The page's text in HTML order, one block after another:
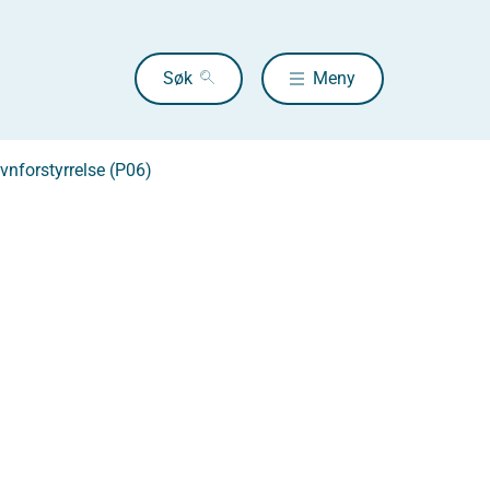
Søk Meny
(P06)